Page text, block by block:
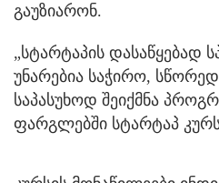
გაუზიარონ.
„სტარტაპის დასაწყებად
უნარებია საჭირო, სწორედ
საპასუხოდ შეიქმნა
ფარგლებში სტარტაპ